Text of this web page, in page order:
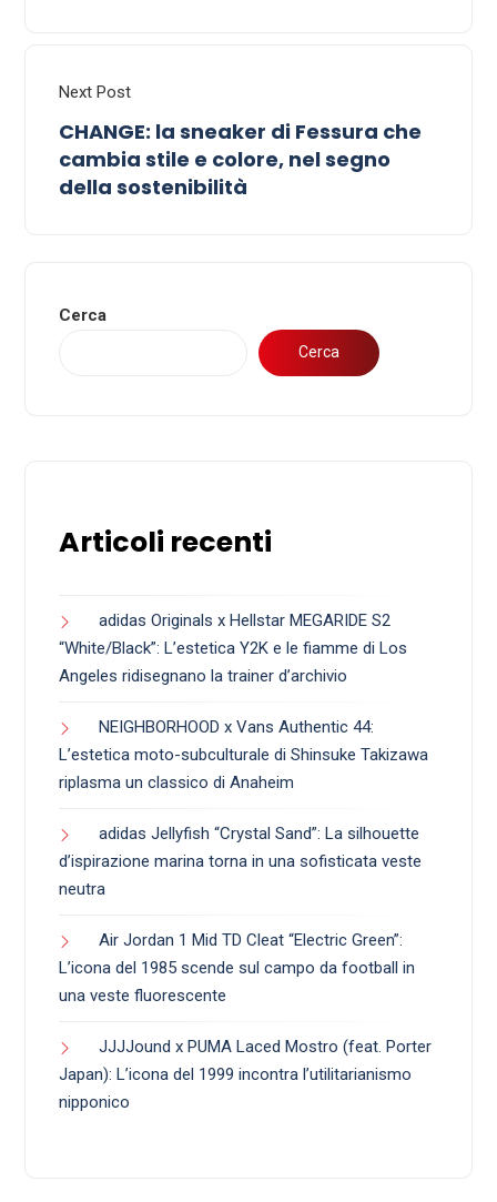
Next Post
CHANGE: la sneaker di Fessura che
cambia stile e colore, nel segno
della sostenibilità
Cerca
Cerca
Articoli recenti
adidas Originals x Hellstar MEGARIDE S2
“White/Black”: L’estetica Y2K e le fiamme di Los
Angeles ridisegnano la trainer d’archivio
NEIGHBORHOOD x Vans Authentic 44:
L’estetica moto-subculturale di Shinsuke Takizawa
riplasma un classico di Anaheim
adidas Jellyfish “Crystal Sand”: La silhouette
d’ispirazione marina torna in una sofisticata veste
neutra
Air Jordan 1 Mid TD Cleat “Electric Green”:
L’icona del 1985 scende sul campo da football in
una veste fluorescente
JJJJound x PUMA Laced Mostro (feat. Porter
Japan): L’icona del 1999 incontra l’utilitarianismo
nipponico